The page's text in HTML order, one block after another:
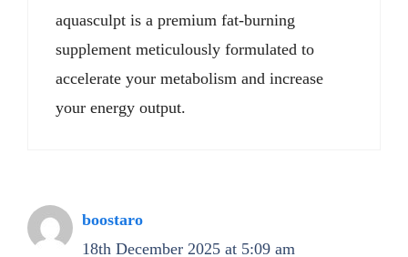
aquasculpt is a premium fat-burning
supplement meticulously formulated to
accelerate your metabolism and increase
your energy output.
boostaro
18th December 2025 at 5:09 am